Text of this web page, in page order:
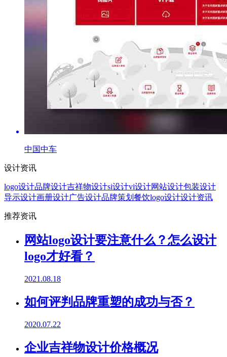
中国中车
设计资讯
logo设计品牌设计吉祥物设计si设计vi设计网站设计包装设计
导示设计画册设计广告设计品牌策划 餐饮logo设计设计资讯
推荐资讯
网站logo设计要注意什么？怎么设计
logo才好看？
2021.08.18
如何评判品牌重塑的成功与否？
2020.07.22
企业吉祥物设计价格概况